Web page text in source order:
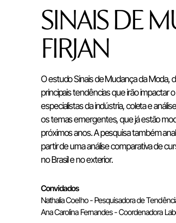
SINAIS DE
FIRJAN
O estudo Sinais de Mudança da Moda,
principais tendências que irão impactar
especialistas da indústria, coleta e
os temas emergentes, que já estão
próximos anos. A pesquisa também
partir de uma análise comparativa de
no Brasil e no exterior.
Convidados
Nathalia Coelho - Pesquisadora de
Ana Carolina Fernandes - Coordenadora